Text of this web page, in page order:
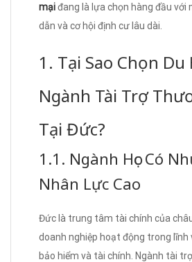
mạiđang là lựa chọn hàng đầu với
dẫn và cơ hội định cư lâu dài.
1. Tại Sao Chọn
Ngành Tài Trợ
Tại Đức?
1.1. Ngành Học Có
Nhân Lực Cao
Đức là trung tâm tài chính của
doanh nghiệp hoạt động trong lĩnh
bảo hiểm và tài chính. Ngành tài